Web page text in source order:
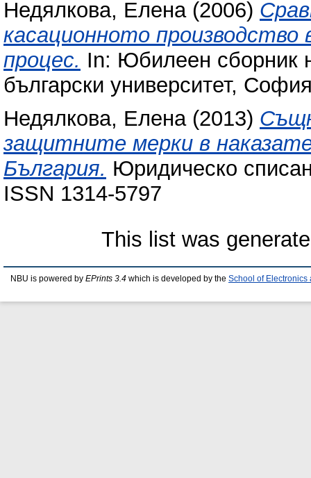
Недялкова, Елена(2006)
касационното производство
процес. In: Юбилеен сборник
български университет,
Недялкова, Елена(2013)
защитните мерки в
България. Юридическо
ISSN 1314-5797
This list was
NBU is powered by EPrints 3.4 which is developed by the School of Electronics